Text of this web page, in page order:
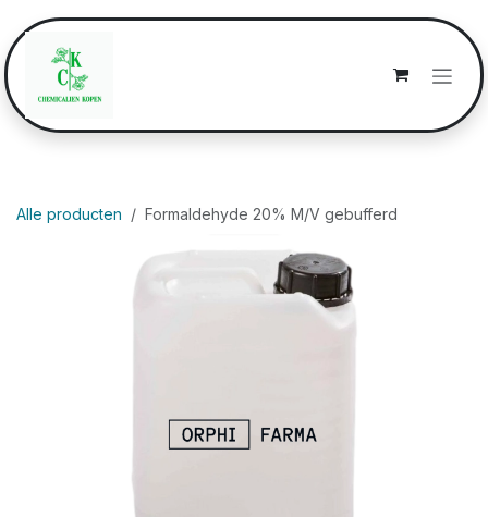
Alle producten Formaldehyde 20% M/V gebufferd